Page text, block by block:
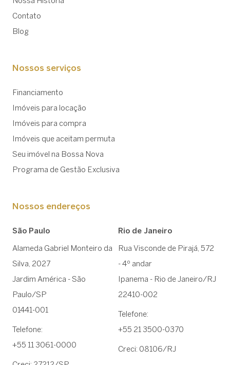
Contato
Blog
Nossos serviços
Financiamento
Imóveis para locação
Imóveis para compra
Imóveis que aceitam permuta
Seu imóvel na Bossa Nova
Programa de Gestão Exclusiva
Nossos endereços
São Paulo
Alameda Gabriel Monteiro da
Silva, 2027
Jardim América - São
Paulo/SP
01441-001
Telefone:
+55 11 3061-0000
Rio de Janeiro
Rua Visconde de Pirajá, 572
- 4º andar
Ipanema - Rio de Janeiro/RJ
22410-002
Telefone:
+55 21 3500-0370
Creci: 08106/RJ